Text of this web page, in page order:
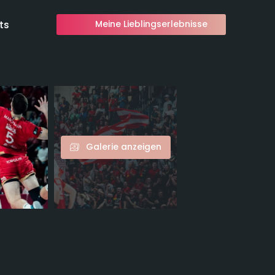
Meine Lieblingserlebnisse
Galerie anzeigen